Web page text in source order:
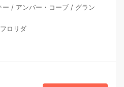
ー / アンバー・コーブ / グラン
ロリダ